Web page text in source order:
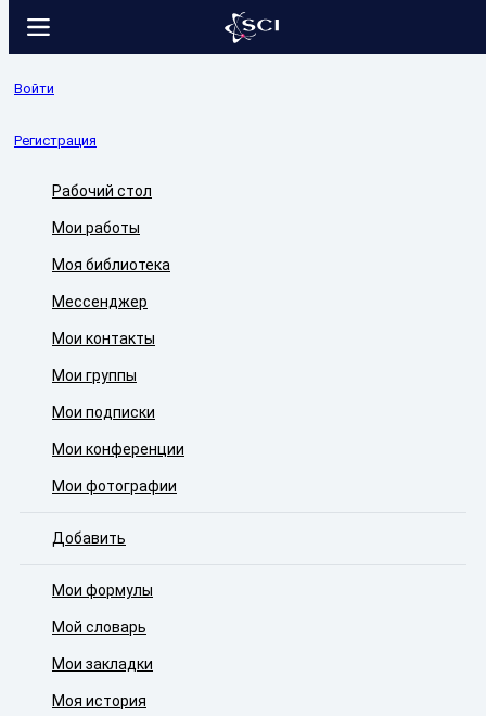
Войти
Регистрация
Рабочий стол
Мои работы
Моя библиотека
Мессенджер
Мои контакты
Мои группы
Мои подписки
Мои конференции
Мои фотографии
Добавить
Мои формулы
Мой словарь
Мои закладки
Моя история